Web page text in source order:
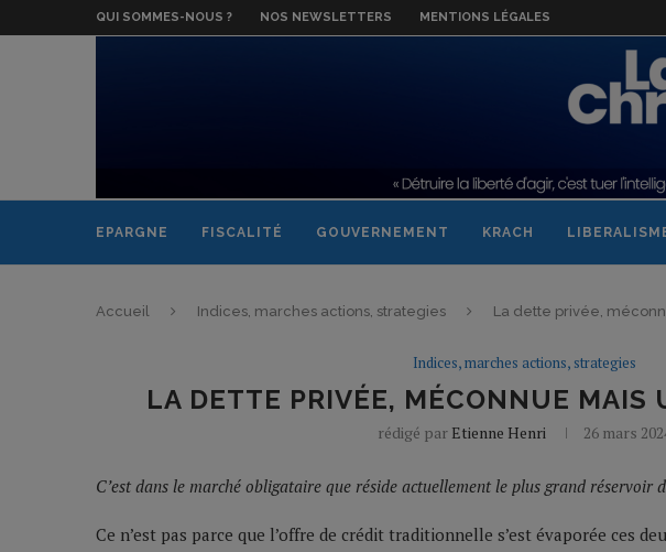
QUI SOMMES-NOUS ? NOS NEWSLETTERS MENTIONS LÉGALES
EPARGNE FISCALITÉ GOUVERNEMENT KRACH
Accueil Indices, marches actions, strategies La dette privée,
Indices, marches actions, strategies
LA DETTE PRIVÉE, MÉCONNUE MAIS
rédigé par Etienne Henri 26 mars
C’est dans le marché obligataire que réside actuellement le plus grand réservoir
Ce n’est pas parce que l’offre de crédit traditionnelle s’est évaporée ces